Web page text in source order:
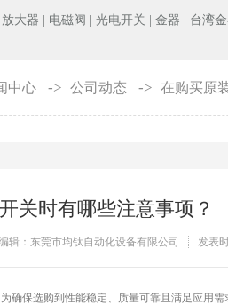
放大器 电磁阀 光电开关 金器 台湾
中心 -> 公司动态 -> 在购买原
关时有哪些注意事项？
辑：东莞市均钛自动化设备有限公司 发表
确保选购到性能稳定、质量可靠且满足应用